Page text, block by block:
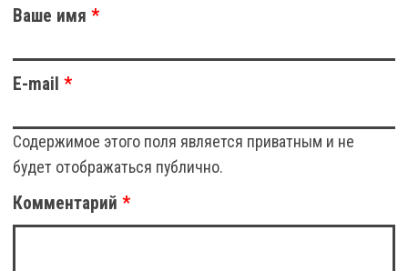
Ваше имя *
E-mail *
Содержимое этого поля является приватным и не
будет отображаться публично.
Комментарий *